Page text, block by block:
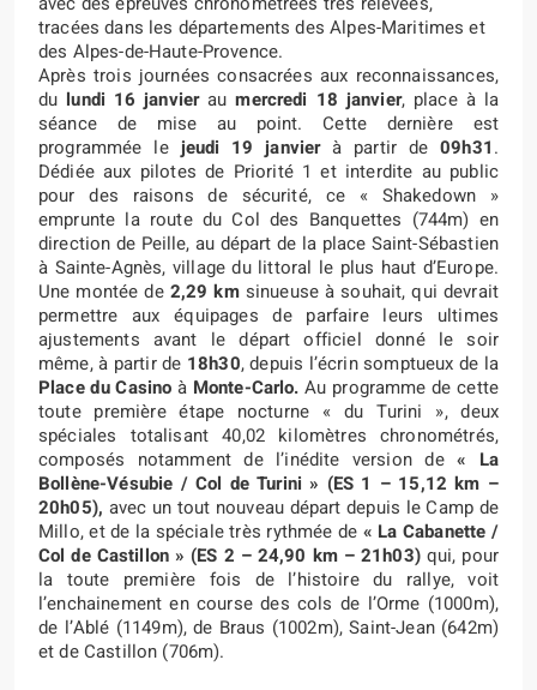
tracées dans les départements des Alpes-Maritimes et
des Alpes-de-Haute-Provence.
Après trois journées consacrées aux reconnaissances,
du lundi 16 janvieraumercredi 18 janvier, place à la
séance de mise au point. Cette dernière est
programmée le jeudi 19 janvierà partir de09h31.
Dédiée aux pilotes de Priorité 1 et interdite au public
pour des raisons de sécurité, ce « Shakedown »
emprunte la route du Col des Banquettes (744m) en
direction de Peille, au départ de la place Saint-Sébastien
à Sainte-Agnès, village du littoral le plus haut d’Europe.
Une montée de 2,29 kmsinueuse à souhait, qui devrait
permettre aux équipages de parfaire leurs ultimes
ajustements avant le départ officiel donné le soir
même, à partir de 18h30, depuis l’écrin somptueux de la
Place du Casino à Monte-Carlo. Au programme de cette
toute première étape nocturne « du Turini », deux
spéciales totalisant 40,02 kilomètres chronométrés,
composés notamment de l’inédite version de« La
Bollène-Vésubie / Col de Turini » (ES 1 – 15,12 km –
20h05), avec un tout nouveau départ depuis le Camp de
Millo, et de la spéciale très rythmée de « La Cabanette /
Col de Castillon » (ES 2 – 24,90 km – 21h03) qui, pour
la toute première fois de l’histoire du rallye, voit
l’enchainement en course des cols de l’Orme (1000m),
de l’Ablé (1149m), de Braus (1002m), Saint-Jean (642m)
et de Castillon (706m).